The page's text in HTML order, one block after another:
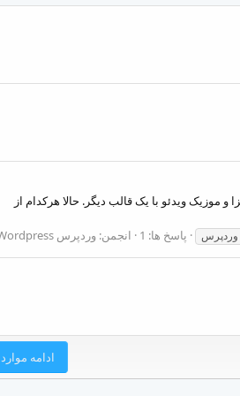
موزیک ویدئو با یک قالب دیگر. حالا هرکدام از
وردپرس پاسخ ها: 1 انجمن: وردپرس Wordpress
ادامه موارد